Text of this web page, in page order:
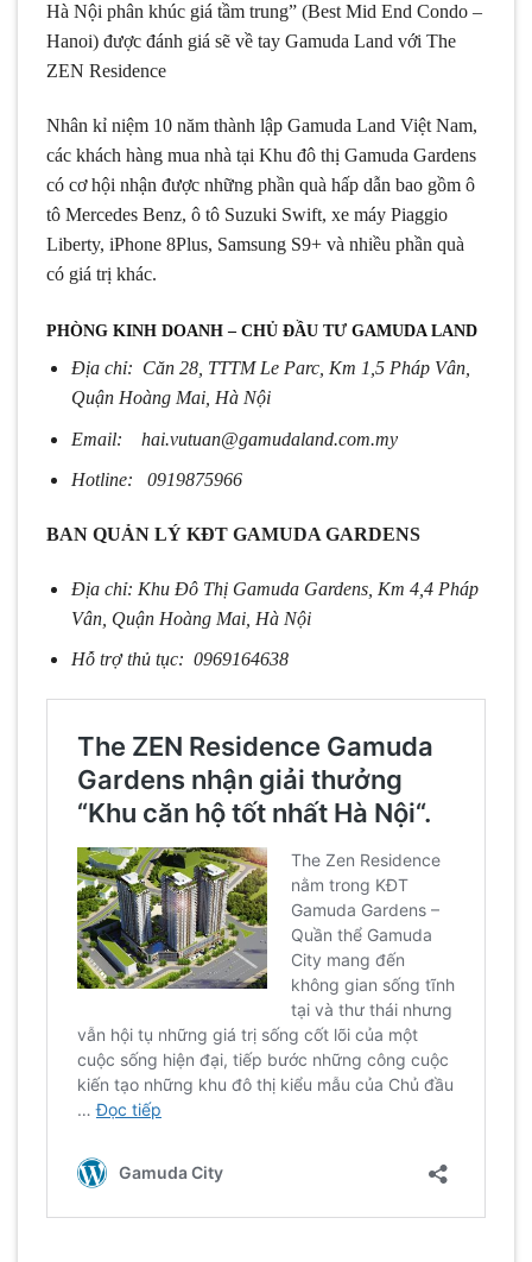
Hà Nội phân khúc giá tầm trung” (Best Mid End Condo –
Hanoi) được đánh giá sẽ về tay Gamuda Land với The
ZEN Residence
Nhân kỉ niệm 10 năm thành lập Gamuda Land Việt Nam,
các khách hàng mua nhà tại Khu đô thị Gamuda Gardens
có cơ hội nhận được những phần quà hấp dẫn bao gồm ô
tô Mercedes Benz, ô tô Suzuki Swift, xe máy Piaggio
Liberty, iPhone 8Plus, Samsung S9+ và nhiều phần quà
có giá trị khác.
PHÒNG KINH DOANH – CHỦ ĐẦU TƯ GAMUDA LAND
Địa chỉ: Căn 28, TTTM Le Parc, Km 1,5 Pháp Vân,
Quận Hoàng Mai, Hà Nội
Email: hai.vutuan@gamudaland.com.my
Hotline: 0919875966
BAN QUẢN LÝ KĐT GAMUDA GARDENS
Địa chỉ: Khu Đô Thị Gamuda Gardens, Km 4,4 Pháp
Vân, Quận Hoàng Mai, Hà Nội
Hỗ trợ thủ tục: 0969164638